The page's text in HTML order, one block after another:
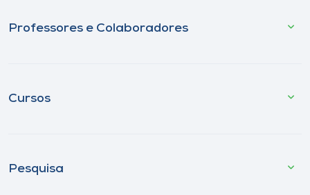
Professores e Colaboradores
Cursos
Pesquisa